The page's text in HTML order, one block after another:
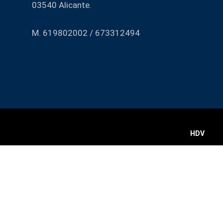
03540 Alicante.
M. 619802002 / 673312494
HDV